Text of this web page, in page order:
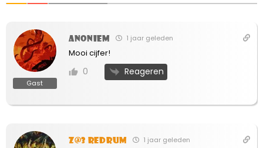
Gast
Anoniem 1 jaar geleden
Mooi cijfer!
0 Reageren
Z@3 Redrum 1 jaar geleden